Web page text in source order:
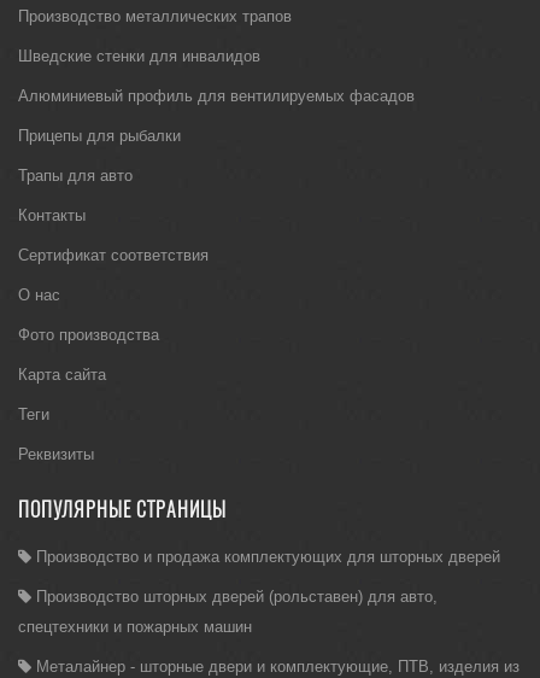
Производство металлических трапов
Шведские стенки для инвалидов
Алюминиевый профиль для вентилируемых фасадов
Прицепы для рыбалки
Трапы для авто
Контакты
Сертификат соответствия
О нас
Фото производства
Карта сайта
Теги
Реквизиты
ПОПУЛЯРНЫЕ СТРАНИЦЫ
Производство и продажа комплектующих для шторных дверей
Производство шторных дверей (рольставен) для авто,
спецтехники и пожарных машин
Металайнер - шторные двери и комплектующие, ПТВ, изделия из